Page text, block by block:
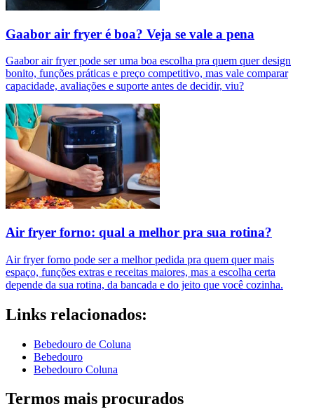
Gaabor air fryer é boa? Veja se vale a pena
Gaabor air fryer pode ser uma boa escolha pra quem quer design
bonito, funções práticas e preço competitivo, mas vale comparar
capacidade, avaliações e suporte antes de decidir, viu?
Air fryer forno: qual a melhor pra sua rotina?
Air fryer forno pode ser a melhor pedida pra quem quer mais
espaço, funções extras e receitas maiores, mas a escolha certa
depende da sua rotina, da bancada e do jeito que você cozinha.
Links relacionados:
Bebedouro de Coluna
Bebedouro
Bebedouro Coluna
Termos mais procurados